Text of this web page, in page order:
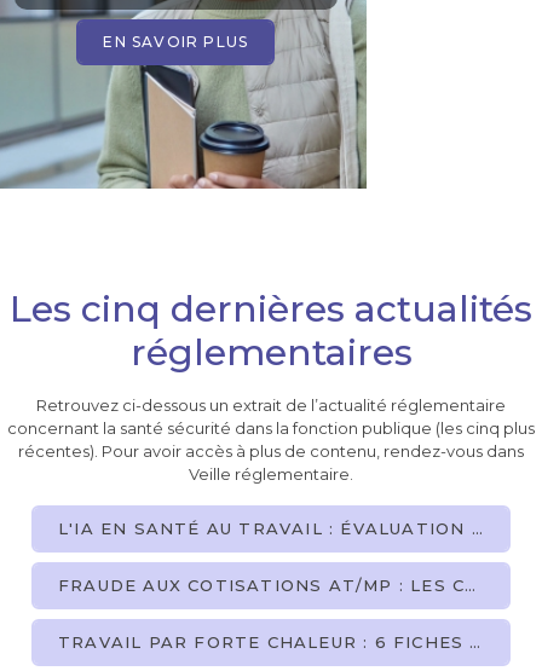
Les cinq dernières actualités
réglementaires
Retrouvez ci-dessous un extrait de l’actualité réglementaire
concernant la santé sécurité dans la fonction publique (les cinq plus
récentes). Pour avoir accès à plus de contenu, rendez-vous dans
Veille réglementaire.
L'IA EN SANTÉ AU TRAVAIL : ÉVALUATION DE SON POTENTIEL POUR RENFORCER LA PRÉCISION ET LA CLARTÉ DES PRÉCONISATIONS MÉDICALES
FRAUDE AUX COTISATIONS AT/MP : LES CARSAT DOTÉES DE POUVOIRS DE CONTRÔLE RENFORCÉS - UNE PORTÉE À NUANCER POUR LES EMPLOYEURS PUBLICS
TRAVAIL PAR FORTE CHALEUR : 6 FICHES PRATIQUES SECTORIELLES DE L'INRS
EN SAVOIR PLUS